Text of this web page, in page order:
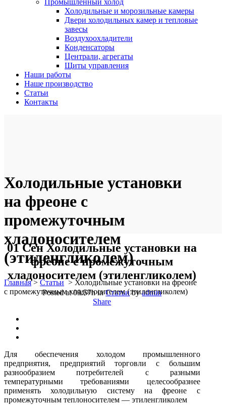
Холодильные и морозильные камеры
Двери холодильных камер и тепловые
завесы
Воздухоохладители
Конденсаторы
Централи, агрегаты
Щиты управления
Наши работы
Наше производство
Статьи
Контакты
Холодильные установки
на фреоне с
промежуточным
хладоносителем
(этиленгликолем)
Главная> Статьи > Холодильные установки на фреоне
с промежуточным хладоносителем (этиленгликолем)
01 СенХолодильные установки на
фреоне с промежуточным
хладоносителем (этиленгликолем)
Posted at 09:57hinСтатьи byadmin
Share
Для обеспечения холодом промышленного
предприятия, предприятий торговли с большим
разнообразием потребителей с разными
температурными требованиями целесообразнее
применять холодильную систему на фреоне с
промежуточным теплоносителем — этиленгликолем